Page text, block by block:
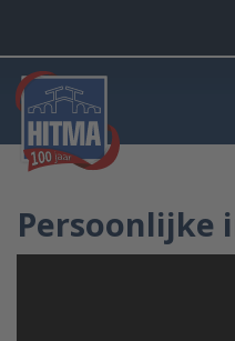
Persoonlijke